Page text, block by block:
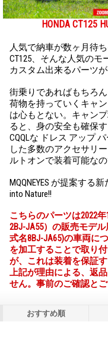
HONDA CT125
人気で納車が数ヶ月待ち
CT125、そんな人気のモ
カスタム出来るパーツ
街乗りであればもちろ
荷物を持っていくキャ
は心もとない。キャン
ると、身の安全も確保
CQQLな ドレス アップ
した多数のアクセサリ
ルトオンで装着可能なの
MQQNEYES が提案する
into Nature!!
こちらのパーツは2022
2BJ-JA55）の販売モデ
式名8BJ-JA65)の車両に
を加工することで取り
が、これは装着を保証
上記が理由による、返
せん。事前のご確認と
おすすめ順